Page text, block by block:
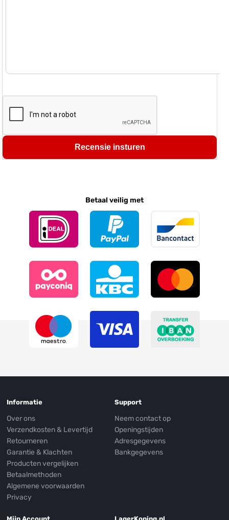
Recensie insturen
Betaal veilig met
Informatie
Over ons
Verzendkosten & Levertijd
Retourneren
Garantie & Klachten
Producten vergelijken
Betaalmethoden
Algemene voorwaarden
Privacy
Support
Neem contact op
Openingstijden
Adresgegevens
Bankgegevens